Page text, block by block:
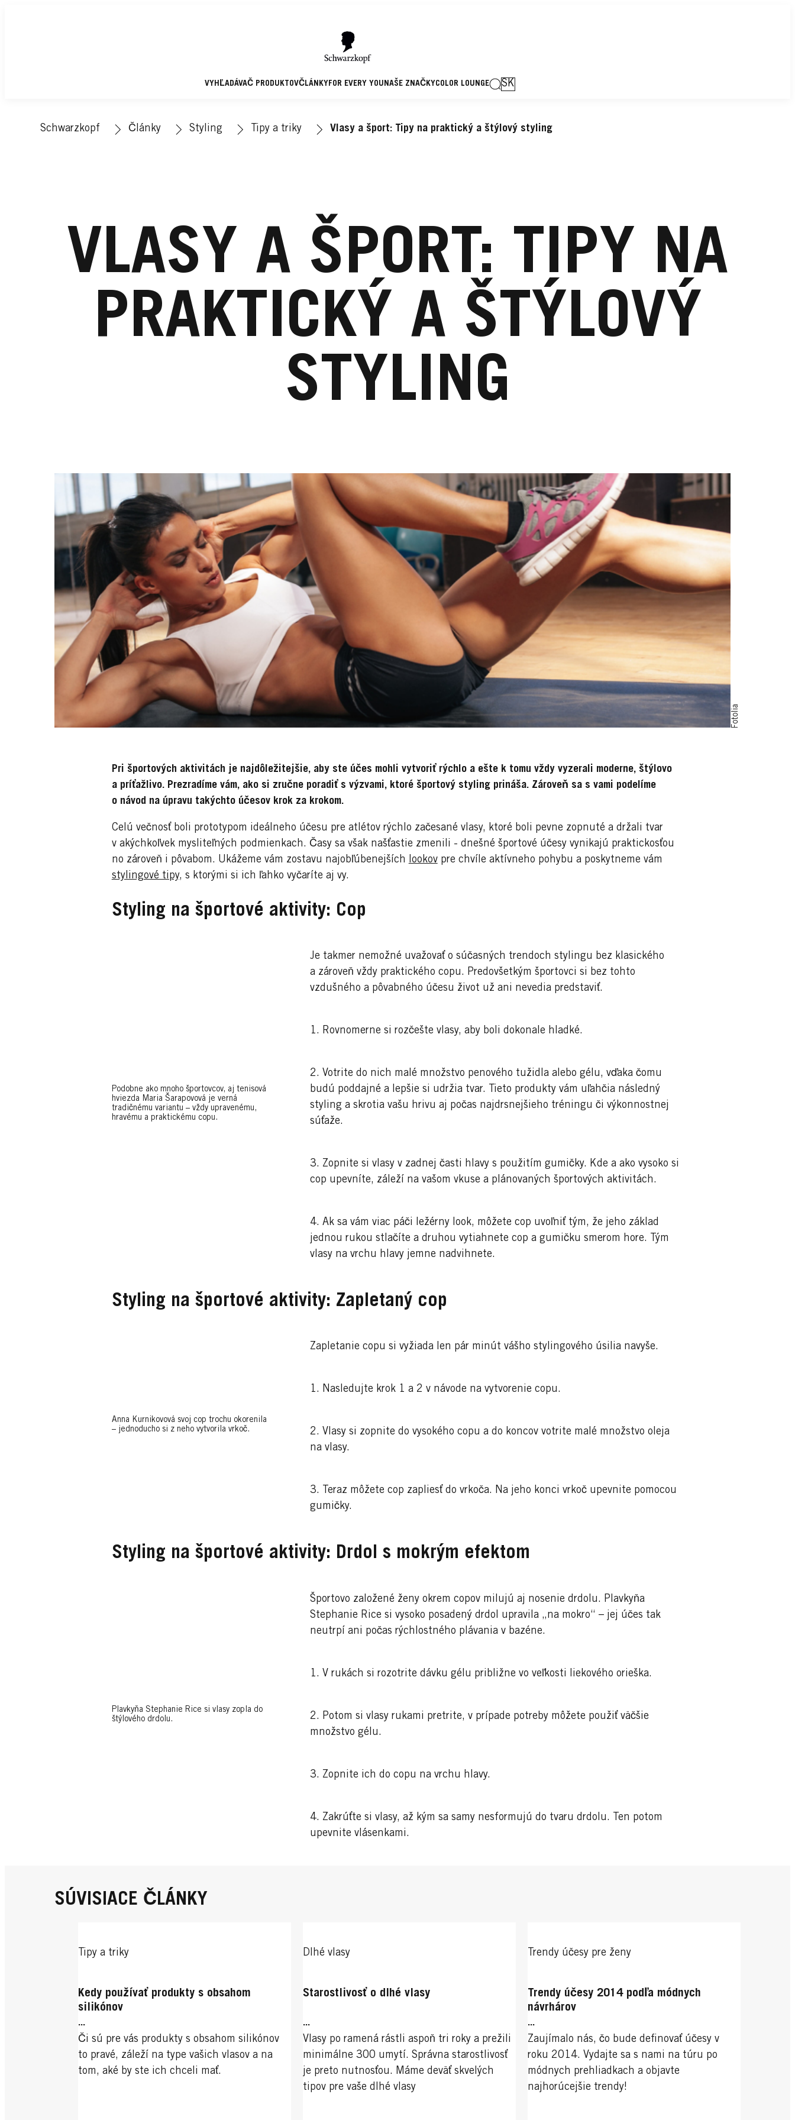
VYHĽADÁVAČ PRODUKTOVČLÁNKYFOR EVERY YOUNAŠE ZNAČKYCOLOR LOUNGE SK
Schwarzkopf Články Styling Tipy a triky Vlasy a šport: Tipy na praktický a štýlový styling
VLASY A ŠPORT: TIPY NA
PRAKTICKÝ A ŠTÝLOVÝ
STYLING
Fotolia
Pri športových aktivitách je najdôležitejšie, aby ste účes mohli vytvoriť rýchlo a ešte k tomu vždy vyzerali moderne, štýlovo
a príťažlivo. Prezradíme vám, ako si zručne poradiť s výzvami, ktoré športový styling prináša. Zároveň sa s vami podelíme
o návod na úpravu takýchto účesov krok za krokom.
Celú večnosť boli prototypom ideálneho účesu pre atlétov rýchlo začesané vlasy, ktoré boli pevne zopnuté a držali tvar
v akýchkoľvek mysliteľných podmienkach. Časy sa však našťastie zmenili - dnešné športové účesy vynikajú praktickosťou
no zároveň i pôvabom. Ukážeme vám zostavu najobľúbenejších lookovpre chvíle aktívneho pohybu a poskytneme vám
stylingové tipy, s ktorými si ich ľahko vyčaríte aj vy.
Styling na športové aktivity: Cop
Podobne ako mnoho športovcov, aj tenisová
hviezda Maria Šarapovová je verná
tradičnému variantu – vždy upravenému,
hravému a praktickému copu.
Je takmer nemožné uvažovať o súčasných trendoch stylingu bez klasického
a zároveň vždy praktického copu. Predovšetkým športovci si bez tohto
vzdušného a pôvabného účesu život už ani nevedia predstaviť.
1. Rovnomerne si rozčešte vlasy, aby boli dokonale hladké.
2. Votrite do nich malé množstvo penového tužidla alebo gélu, vďaka čomu
budú poddajné a lepšie si udržia tvar. Tieto produkty vám uľahčia následný
styling a skrotia vašu hrivu aj počas najdrsnejšieho tréningu či výkonnostnej
súťaže.
3. Zopnite si vlasy v zadnej časti hlavy s použitím gumičky. Kde a ako vysoko si
cop upevníte, záleží na vašom vkuse a plánovaných športových aktivitách.
4. Ak sa vám viac páči ležérny look, môžete cop uvoľniť tým, že jeho základ
jednou rukou stlačíte a druhou vytiahnete cop a gumičku smerom hore. Tým
vlasy na vrchu hlavy jemne nadvihnete.
Styling na športové aktivity: Zapletaný cop
Anna Kurnikovová svoj cop trochu okorenila
– jednoducho si z neho vytvorila vrkoč.
Zapletanie copu si vyžiada len pár minút vášho stylingového úsilia navyše.
1. Nasledujte krok 1 a 2 v návode na vytvorenie copu.
2. Vlasy si zopnite do vysokého copu a do koncov votrite malé množstvo oleja
na vlasy.
3. Teraz môžete cop zapliesť do vrkoča. Na jeho konci vrkoč upevnite pomocou
gumičky.
Styling na športové aktivity: Drdol s mokrým efektom
Plavkyňa Stephanie Rice si vlasy zopla do
štýlového drdolu.
Športovo založené ženy okrem copov milujú aj nosenie drdolu. Plavkyňa
Stephanie Rice si vysoko posadený drdol upravila „na mokro“ – jej účes tak
neutrpí ani počas rýchlostného plávania v bazéne.
1. V rukách si rozotrite dávku gélu približne vo veľkosti liekového orieška.
2. Potom si vlasy rukami pretrite, v prípade potreby môžete použiť väčšie
množstvo gélu.
3. Zopnite ich do copu na vrchu hlavy.
4. Zakrúťte si vlasy, až kým sa samy nesformujú do tvaru drdolu. Ten potom
upevnite vlásenkami.
SÚVISIACE ČLÁNKY
Tipy a triky
Kedy používať produkty s obsahom
silikónov
...
Či sú pre vás produkty s obsahom silikónov
to pravé, záleží na type vašich vlasov a na
tom, aké by ste ich chceli mať.
Dlhé vlasy
Starostlivosť o dlhé vlasy
...
Vlasy po ramená rástli aspoň tri roky a prežili
minimálne 300 umytí. Správna starostlivosť
je preto nutnosťou. Máme deväť skvelých
tipov pre vaše dlhé vlasy
Trendy účesy pre ženy
Trendy účesy 2014 podľa módnych
návrhárov
...
Zaujímalo nás, čo bude definovať účesy v
roku 2014. Vydajte sa s nami na túru po
módnych prehliadkach a objavte
najhorúcejšie trendy!